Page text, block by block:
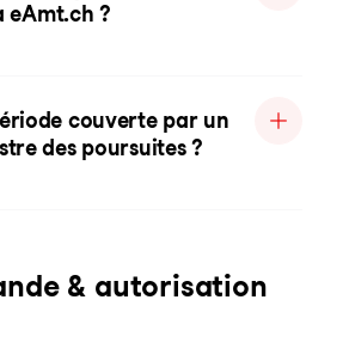
eAmt.ch ?
couverte par un
des poursuites ?
& autorisation